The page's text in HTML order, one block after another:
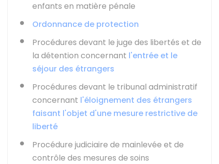
enfants en matière pénale
Ordonnance de protection
Procédures devant le juge des libertés et de
la détention concernant l'entrée et le
séjour des étrangers
Procédures devant le tribunal administratif
concernant l'éloignement des étrangers
faisant l'objet d'une mesure restrictive de
liberté
Procédure judiciaire de mainlevée et de
contrôle des mesures de soins